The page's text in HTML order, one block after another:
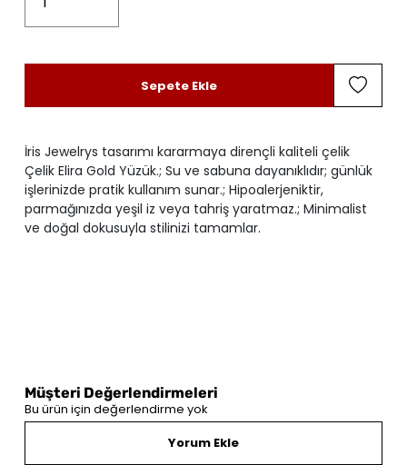
İris Jewelrys tasarımı kararmaya dirençli kaliteli çelik
Çelik Elira Gold Yüzük.; Su ve sabuna dayanıklıdır; günlük
işlerinizde pratik kullanım sunar.; Hipoalerjeniktir,
parmağınızda yeşil iz veya tahriş yaratmaz.; Minimalist
ve doğal dokusuyla stilinizi tamamlar.
Sepete Ekle
Müşteri Değerlendirmeleri
Bu ürün için değerlendirme yok
Yorum Ekle